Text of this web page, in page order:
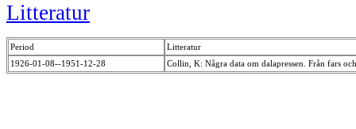
Litteratur
Period
Litteratur
1926-01-08--1951-12-28
Collin, K: Några data om dalapressen. Från fars